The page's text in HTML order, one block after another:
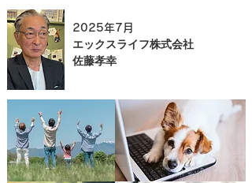
2025年7月
エックスライフ株式会社
佐藤孝幸